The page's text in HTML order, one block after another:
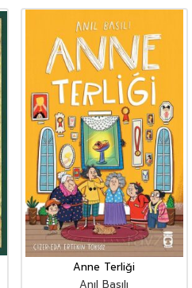
Anne Terliği
Anıl Basılı